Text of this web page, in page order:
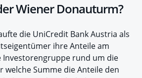
Wiener Donauturm?
die UniCredit Bank Austria als
ihre Anteile am
Investorengruppe rund um die
welche Summe die Anteile den